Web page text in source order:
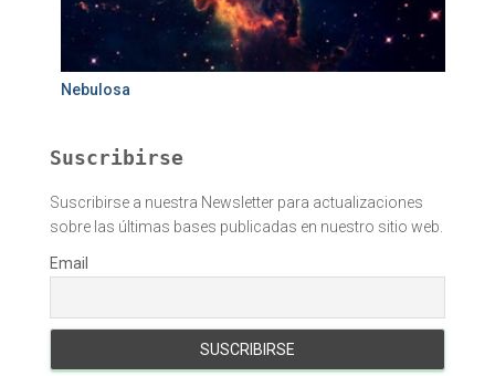
Nebulosa
Suscribirse
Suscribirse a nuestra Newsletter para actualizaciones
sobre las últimas bases publicadas en nuestro sitio web.
Email